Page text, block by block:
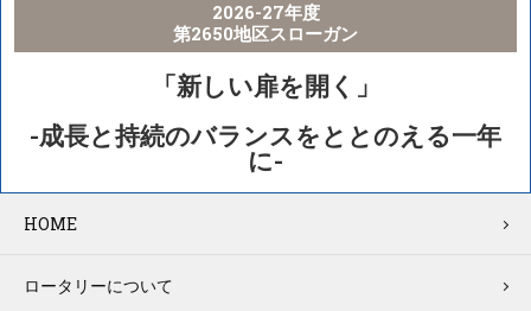
2026-27年度
第2650地区スローガン
「新しい扉を開く」
-成長と持続のバランスをととのえる一年
に-
HOME
ロータリーについて